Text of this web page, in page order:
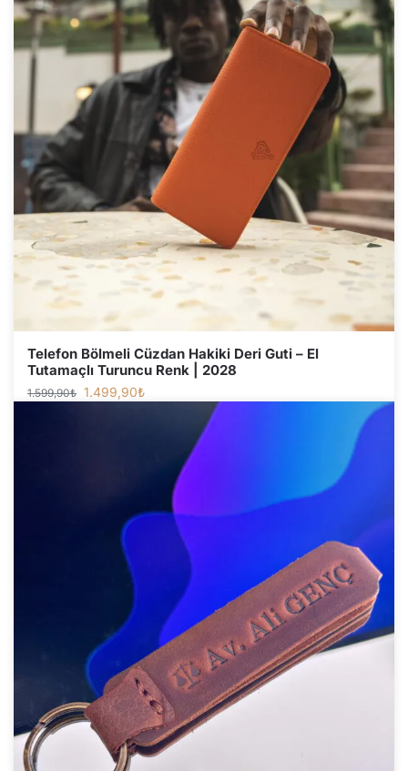
Telefon Bölmeli Cüzdan Hakiki Deri Guti – El
Tutamaçlı Turuncu Renk | 2028
1.599,90₺ 1.499,90₺